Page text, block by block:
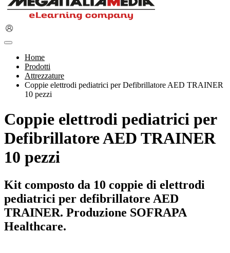
Home
Prodotti
Attrezzature
Coppie elettrodi pediatrici per Defibrillatore AED TRAINER
10 pezzi
Coppie elettrodi pediatrici per
Defibrillatore AED TRAINER
10 pezzi
Kit composto da 10 coppie di elettrodi
pediatrici per defibrillatore AED
TRAINER. Produzione SOFRAPA
Healthcare.